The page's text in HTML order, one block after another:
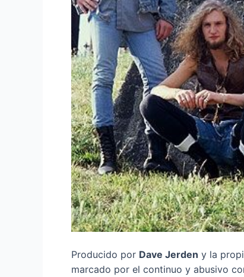
Producido por Dave Jerden y la
marcado por el continuo y abusivo